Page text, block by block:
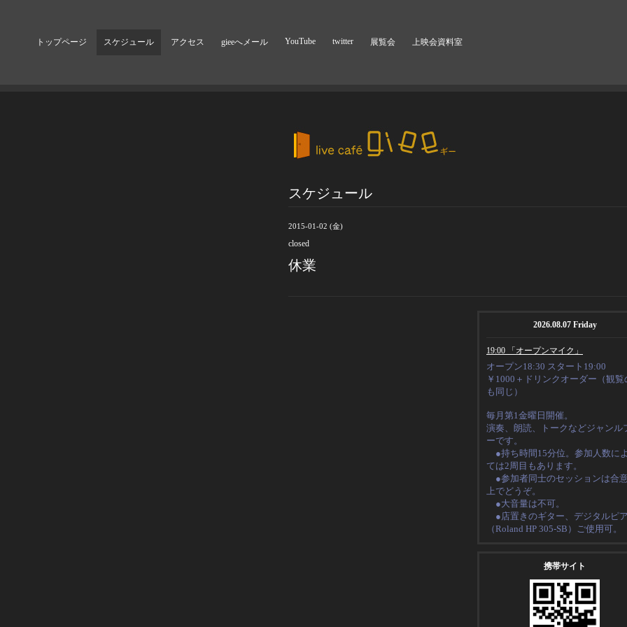
トップページ スケジュール アクセス gieeへメール YouTube twitter 展覧会 上映会資料室
スケジュール
2015-01-02 (金)
closed
休業
2026.08.07 Friday
19:00 「オープンマイク」
オープン18:30 スタート19:00
￥1000＋ドリンクオーダー（観覧
も同じ）
毎月第1金曜日開催。
演奏、朗読、トークなどジャンル
ーです。
●持ち時間15分位。 参加人数に
ては2周目もあります。
●参加者同士のセッションは合
上でどうぞ。
●大音量は不可。
●店置きのギター、デジタルピ
（Roland HP 305-SB ）ご使用可。
携帯サイト